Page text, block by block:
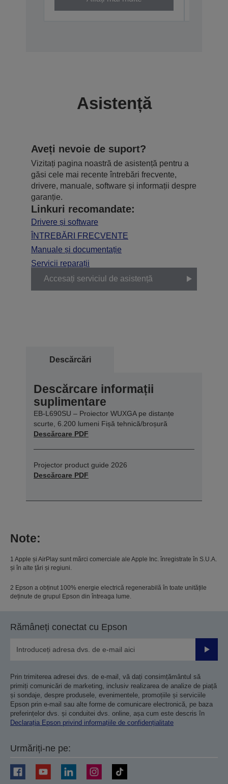
Asistență
Aveți nevoie de suport?
Vizitați pagina noastră de asistență pentru a
găsi cele mai recente întrebări frecvente,
drivere, manuale, software și informații despre
garanție.
Linkuri recomandate:
Drivere și software
ÎNTREBĂRI FRECVENTE
Manuale și documentație
Servicii reparații
Accesați serviciul de asistență
Descărcări
Descărcare informații
suplimentare
EB-L690SU – Proiector WUXGA pe distanțe
scurte, 6.200 lumeni Fișă tehnică/broșură
Descărcare PDF
Projector product guide 2026
Descărcare PDF
Note:
1 Apple și AirPlay sunt mărci comerciale ale Apple Inc. înregistrate în S.U.A.
și în alte țări și regiuni.
2 Epson a obținut 100% energie electrică regenerabilă în toate unitățile
deținute de grupul Epson din întreaga lume.
Rămâneți conectat cu Epson
Prin trimiterea adresei dvs. de e-mail, vă dați consimțământul să
primiți comunicări de marketing, inclusiv realizarea de analize de piață
și sondaje, despre produsele, evenimentele, promoțiile și serviciile
Epson prin e-mail sau alte forme de comunicare electronică, pe baza
preferințelor dvs. și conduitei dvs. online, așa cum este descris în
Declarația Epson privind informațiile de confidențialitate
Urmăriți-ne pe: